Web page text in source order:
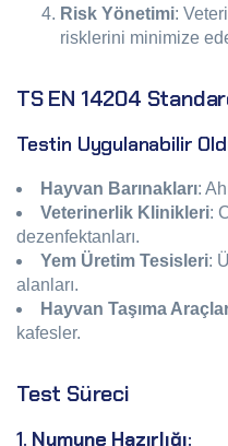
Risk Yönetimi:
risklerini minimize
TS EN 14204
Testin Uygulanabilir
Hayvan Barınakları:
Veterinerlik Klinikleri:
dezenfektanları.
Yem Üretim Tesisleri:
alanları.
Hayvan Taşıma
kafesler.
Test Süreci
1. Numune Hazırlığı: